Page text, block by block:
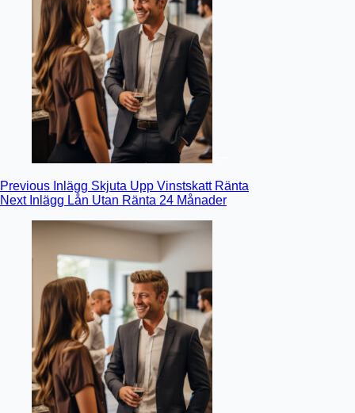
Previous Inlägg Skjuta Upp Vinstskatt Ränta
Next Inlägg Lån Utan Ränta 24 Månader